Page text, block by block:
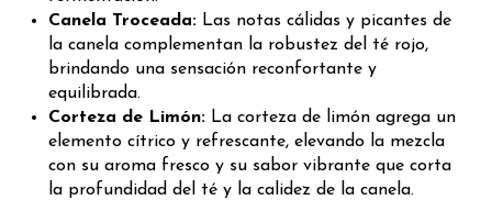
Canela Troceada: Las notas cálidas y picantes de
la canela complementan la robustez del té rojo,
brindando una sensación reconfortante y
equilibrada.
Corteza de Limón: La corteza de limón agrega un
elemento cítrico y refrescante, elevando la mezcla
con su aroma fresco y su sabor vibrante que corta
la profundidad del té y la calidez de la canela.